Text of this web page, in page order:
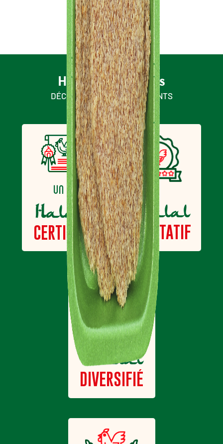
Roulé
d'escalope
milanaise aux
poivrons
Halal & engagés
DÉCOUVREZ NOS ENGAGEMENTS
un
Halal
CERTIFIÉ
unHalal
QUALITATIF
un Halal
DIVERSIFIÉ